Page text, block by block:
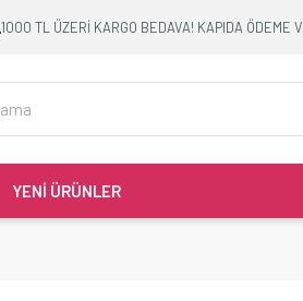
1000 TL ÜZERİ KARGO BEDAVA! KAPIDA ÖDEME
YENİ ÜRÜNLER